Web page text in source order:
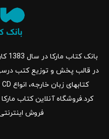
در قالب پخش و توزیع کتب
فروش